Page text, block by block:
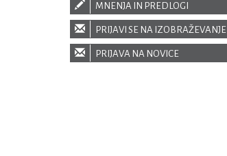
MNENJA IN PREDLOGI
PRIJAVI SE NA IZOBRAŽEVANJE
PRIJAVA NA NOVICE